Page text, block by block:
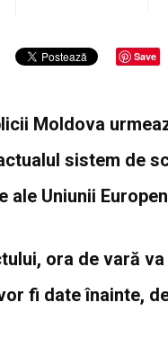
Save
Moldova
sistem de
ale Uniunii
ora de vară
fi date înainte,